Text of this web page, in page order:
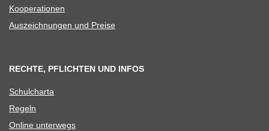
Koope­ra­tio­nen
Aus­zeich­nun­gen und Preise
RECHTE, PFLICHTEN UND INFOS
Schul­charta
Regeln
Online unter­wegs